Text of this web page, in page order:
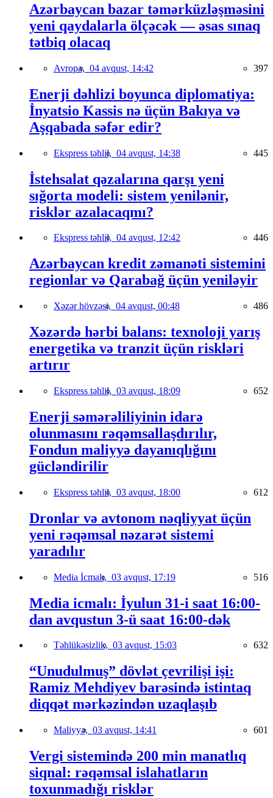
Azərbaycan bazar təmərküzləşməsini
yeni qaydalarla ölçəcək — əsas sınaq
tətbiq olacaq
Avropa, 04 avqust, 14:42 397
Enerji dəhlizi boyunca diplomatiya:
İnyatsio Kassis nə üçün Bakıya və
Aşqabada səfər edir?
Ekspress təhlil, 04 avqust, 14:38 445
İstehsalat qəzalarına qarşı yeni
sığorta modeli: sistem yenilənir,
risklər azalacaqmı?
Ekspress təhlil, 04 avqust, 12:42 446
Azərbaycan kredit zəmanəti sistemini
regionlar və Qarabağ üçün yeniləyir
Xəzər hövzəsi, 04 avqust, 00:48 486
Xəzərdə hərbi balans: texnoloji yarış
energetika və tranzit üçün riskləri
artırır
Ekspress təhlil, 03 avqust, 18:09 652
Enerji səmərəliliyinin idarə
olunmasını rəqəmsallaşdırılır,
Fondun maliyyə dayanıqlığını
gücləndirilir
Ekspress təhlil, 03 avqust, 18:00 612
Dronlar və avtonom nəqliyyat üçün
yeni rəqəmsal nəzarət sistemi
yaradılır
Media İcmalı, 03 avqust, 17:19 516
Media icmalı: İyulun 31-i saat 16:00-
dan avqustun 3-ü saat 16:00-dək
Təhlükəsizlik, 03 avqust, 15:03 632
“Unudulmuş” dövlət çevrilişi işi:
Ramiz Mehdiyev barəsində istintaq
diqqət mərkəzindən uzaqlaşıb
Maliyyə, 03 avqust, 14:41 601
Vergi sistemində 200 min manatlıq
siqnal: rəqəmsal islahatların
toxunmadığı risklər